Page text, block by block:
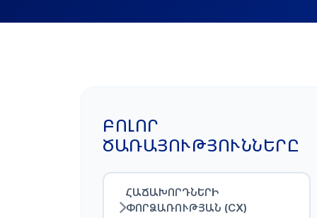
ԲՈԼՈՐ
ԾԱՌԱՅՈՒԹՅՈՒՆՆԵՐԸ
ՀԱՃԱԽՈՐԴՆԵՐԻ
ՓՈՐՁԱՌՈՒԹՅԱՆ (CX)